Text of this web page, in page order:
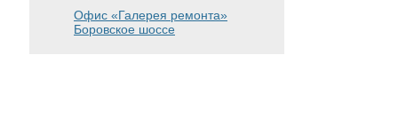
Офис «Галерея ремонта»
Боровское шоссе